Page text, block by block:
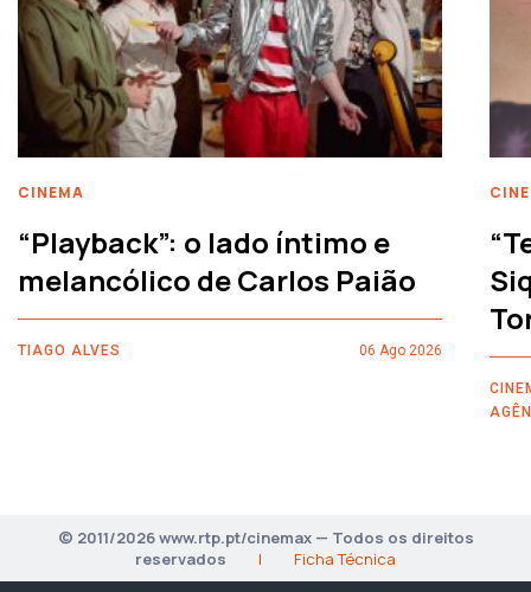
CINEMA
“Playback”: o lado íntimo e
melancólico de Carlos Paião
TIAGO ALVES 06 Ago 2026
© 2011/2026 www.rtp.pt/cinemax — Todos os direitos
reservados
| Ficha Técnica